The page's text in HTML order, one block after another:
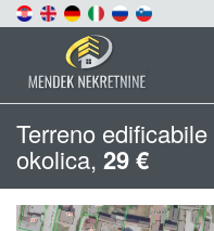
Terreno
okolica, 29 €